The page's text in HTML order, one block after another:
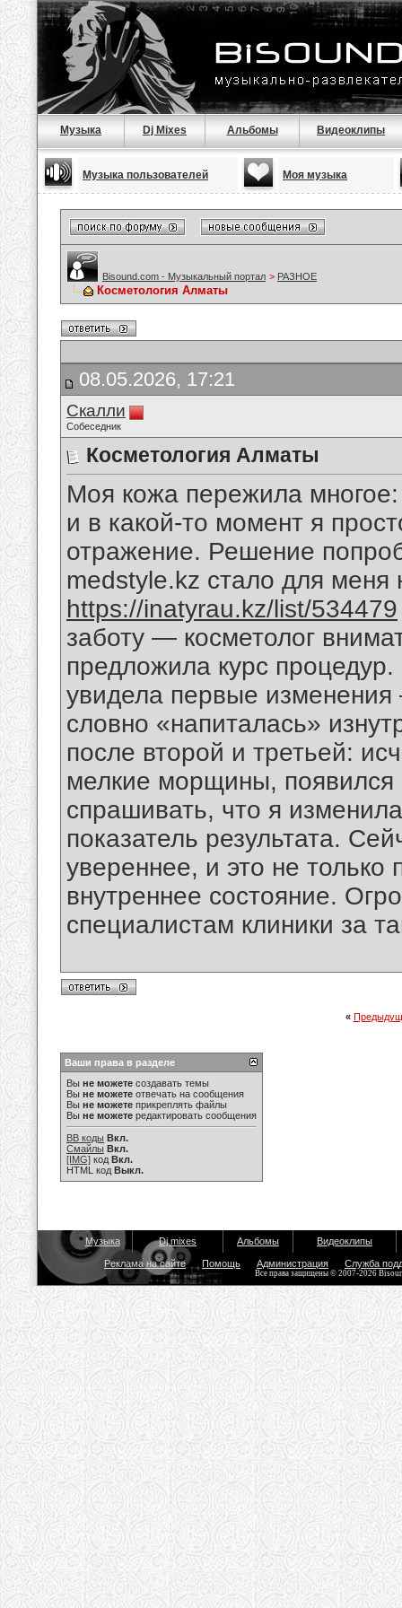
Музыка Dj Mixes Альбомы Видеоклипы
Музыка пользователей Моя музыка
Bisound.com - Музыкальный портал > РАЗНОЕ
Косметология Алматы
08.05.2026, 17:21
Скалли
Собеседник
Косметология Алматы
Моя кожа пережила
и в какой-то момент я
отражение. Решение
medstyle.kz стало для
https://inatyrau.kz/list/534479
заботу — косметолог
предложила курс
увидела первые
словно «напиталась»
после второй и третьей:
мелкие морщины, появился
спрашивать, что я
показатель результата.
увереннее, и это не
внутреннее состояние.
специалистам клиники за
«
Ваши права в разделе
Вы не можете создавать темы
Вы не можете отвечать на сообщения
Вы не можете прикреплять файлы
Вы не можете редактировать сообщения
BB коды Вкл.
Смайлы Вкл.
[IMG] код Вкл.
HTML код Выкл.
Музыка Dj mixes Альбомы Видеоклипы
Реклама на сайте Помощь Администрация Служба
Все права защищены © 2007-2026